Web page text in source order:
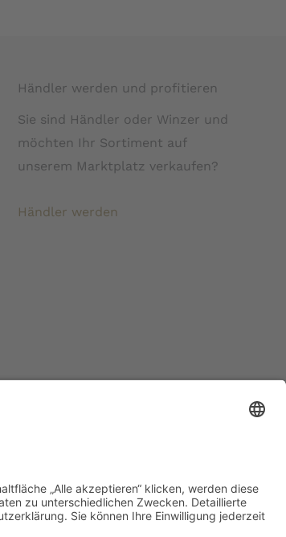
Händler werden und profitieren
Sie sind Händler oder Winzer und
möchten Ihr Sortiment auf
unserem Marktplatz verkaufen?
Händler werden